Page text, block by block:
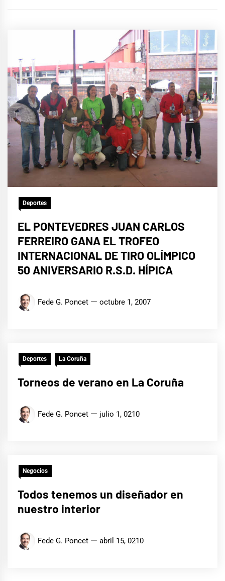
Deportes
EL PONTEVEDRES JUAN CARLOS
FERREIRO GANA EL TROFEO
INTERNACIONAL DE TIRO OLÍMPICO
50 ANIVERSARIO R.S.D. HÍPICA
Fede G. Poncet octubre 1, 2007
Deportes La Coruña
Torneos de verano en La Coruña
Fede G. Poncet julio 1, 0210
Negocios
Todos tenemos un diseñador en
nuestro interior
Fede G. Poncet abril 15, 0210